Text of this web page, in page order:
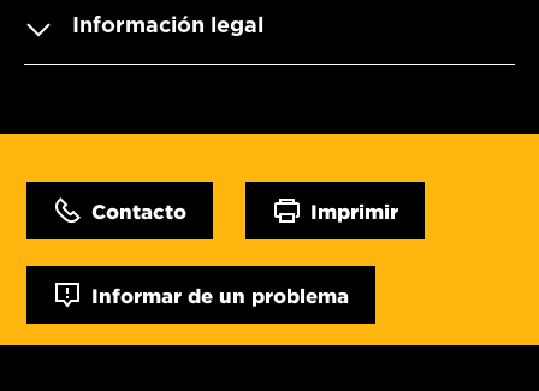
Información legal
Contacto Imprimir
Informar de un problema